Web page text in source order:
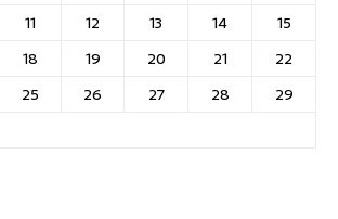
11 12 13 14
15
18 19 20 21
22
25 26 27 28
29